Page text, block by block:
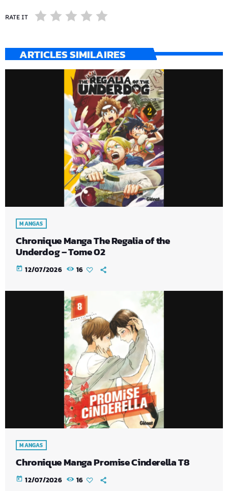
RATE IT
ARTICLES SIMILAIRES
MANGAS
Chronique Manga The Regalia of the
Underdog – Tome 02
today 12/07/2026 16
MANGAS
Chronique Manga Promise Cinderella T8
today 12/07/2026 16